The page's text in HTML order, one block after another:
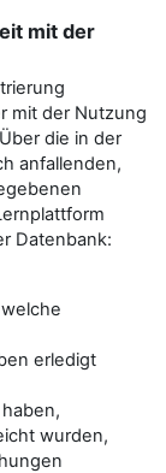
mit der
mit der Nutzung
die in der
anfallenden,
Datenbank:
erledigt
wurden,